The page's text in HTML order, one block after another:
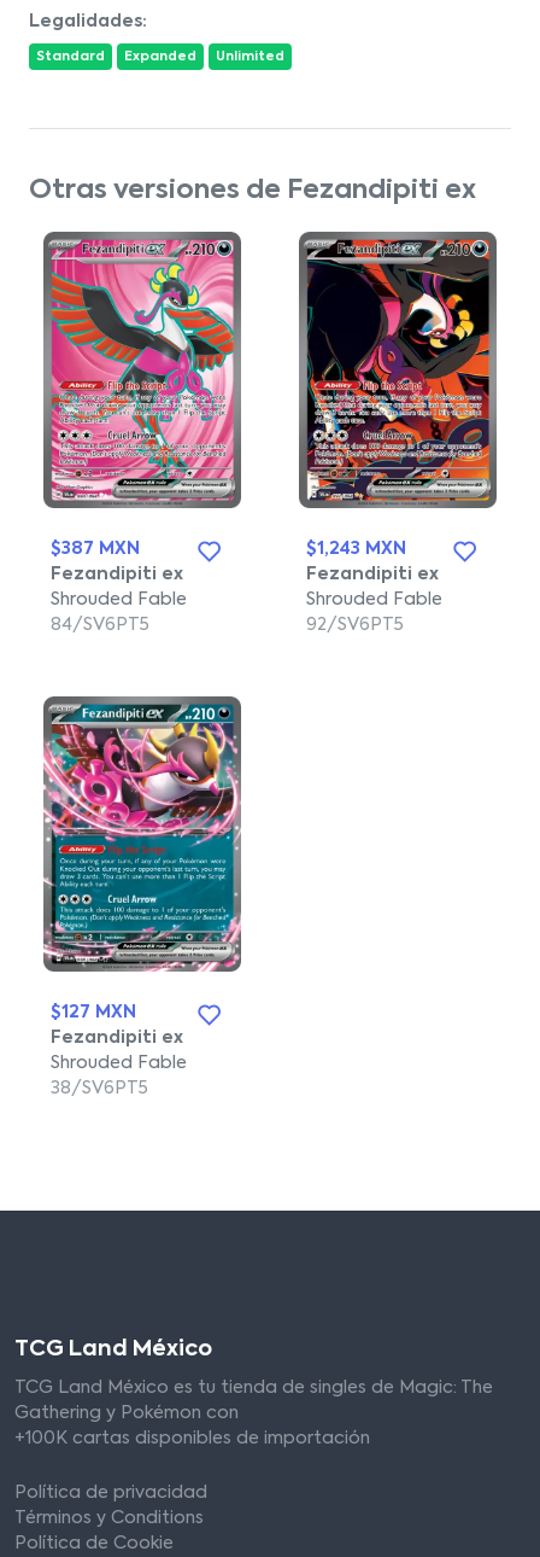
Legalidades:
Standard Expanded Unlimited
Otras versiones de Fezandipiti ex
$387 MXN
Fezandipiti ex
Shrouded Fable
84/SV6PT5
$1,243 MXN
Fezandipiti ex
Shrouded Fable
92/SV6PT5
$127 MXN
Fezandipiti ex
Shrouded Fable
38/SV6PT5
TCG Land México
TCG Land México es tu tienda de singles de Magic: The
Gathering y Pokémon con
+100K cartas disponibles de importación
Política de privacidad
Términos y Conditions
Política de Cookie